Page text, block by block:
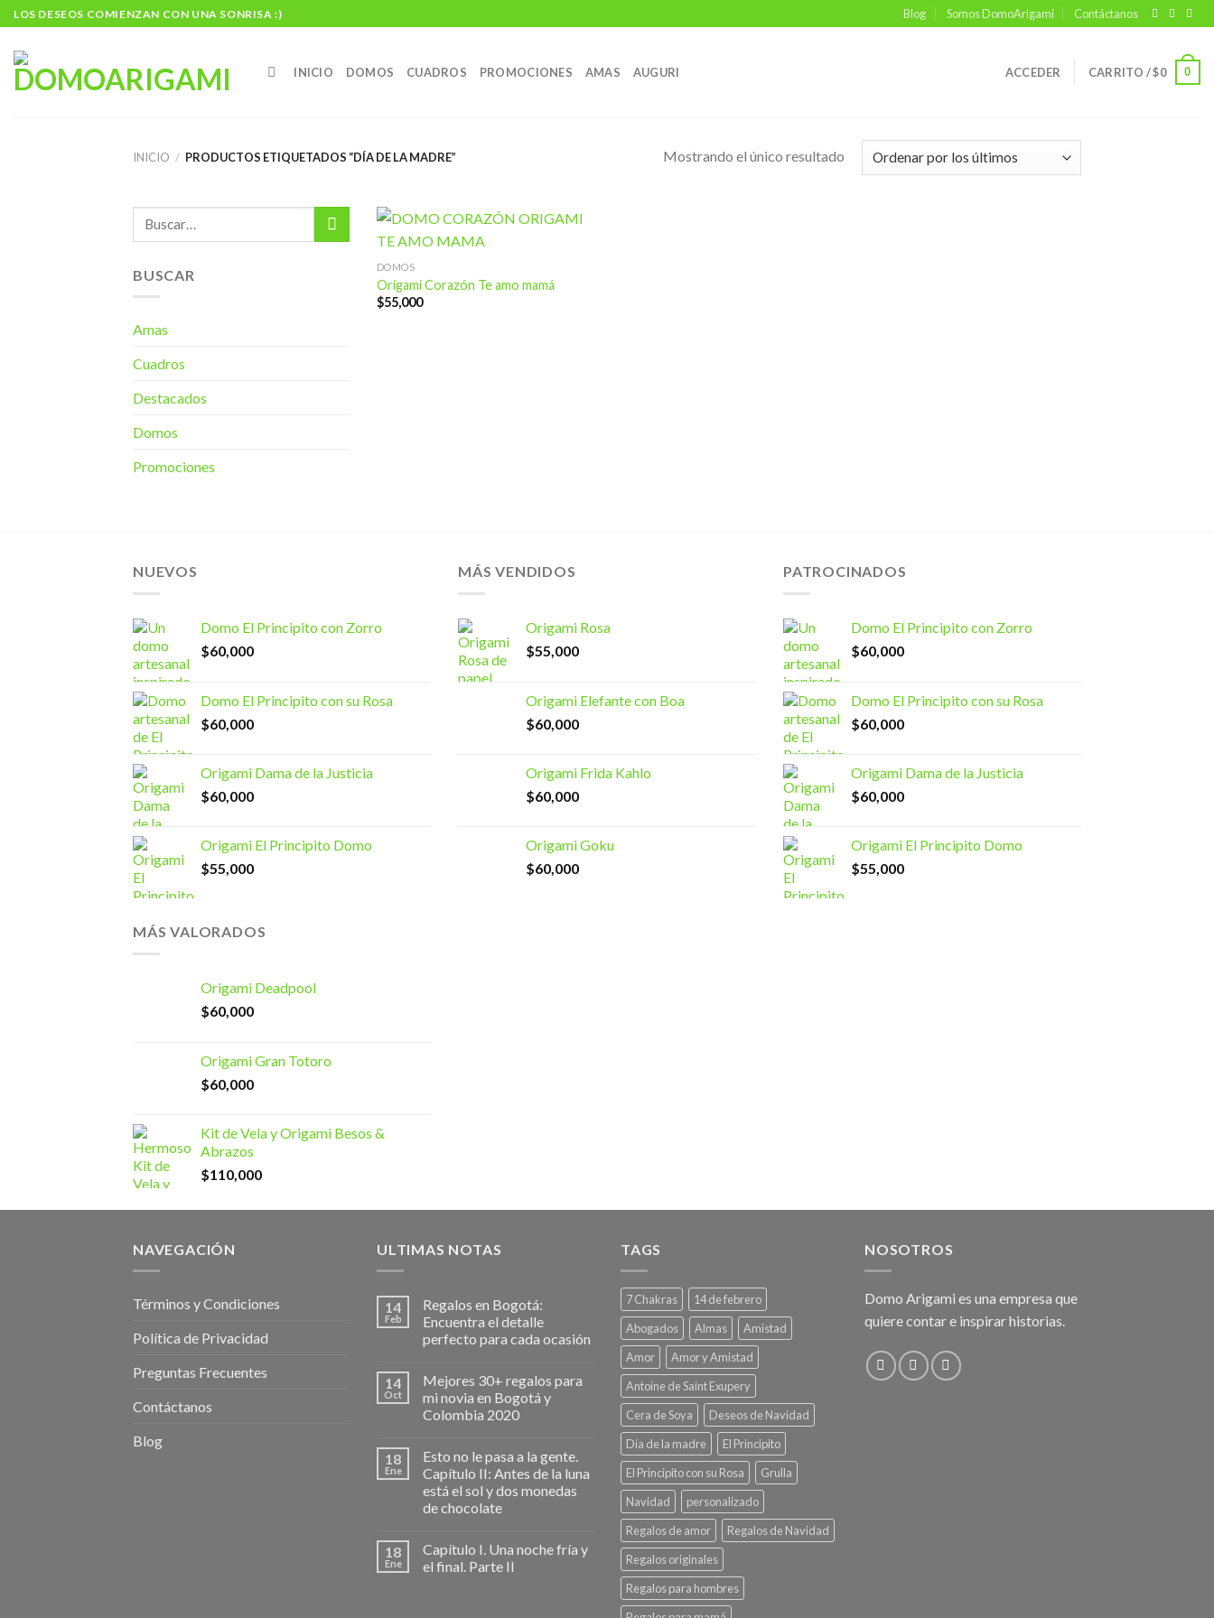
Skip
to
content
LOS DESEOS COMIENZAN CON UNA SONRISA :) Blog Somos DomoArigami Contáctanos
INICIO DOMOS CUADROS PROMOCIONES AMAS AUGURI ACCEDER CARRITO /$0 0
INICIO / PRODUCTOS ETIQUETADOS “DÍA DE LA MADRE” Mostrando el único resultado
BUSCAR
Amas
Cuadros
Destacados
Domos
Promociones
DOMOS
Origami Corazón Te amo mamá
$55,000
NUEVOS
Domo El Principito con Zorro
$60,000
Domo El Principito con su Rosa
$60,000
Origami Dama de la Justicia
$60,000
Origami El Principito Domo
$55,000
MÁS VENDIDOS
Origami Rosa
$55,000
Origami Elefante con Boa
$60,000
Origami Frida Kahlo
$60,000
Origami Goku
$60,000
PATROCINADOS
Domo El Principito con Zorro
$60,000
Domo El Principito con su Rosa
$60,000
Origami Dama de la Justicia
$60,000
Origami El Principito Domo
$55,000
MÁS VALORADOS
Origami Deadpool
$60,000
Origami Gran Totoro
$60,000
Kit de Vela y Origami Besos &
Abrazos
$110,000
NAVEGACIÓN
Términos y Condiciones
Política de Privacidad
Preguntas Frecuentes
Contáctanos
Blog
ULTIMAS NOTAS
14
Feb
Regalos en Bogotá:
Encuentra el detalle
perfecto para cada ocasión
14
Oct
Mejores 30+ regalos para
mi novia en Bogotá y
Colombia 2020
18
Ene
Esto no le pasa a la gente.
Capítulo II: Antes de la luna
está el sol y dos monedas
de chocolate
18
Ene
Capítulo I. Una noche fría y
el final. Parte II
TAGS
7 Chakras
14 de febrero
Abogados
Almas
Amistad
Amor
Amor y Amistad
Antoine de Saint Exupery
Cera de Soya
Deseos de Navidad
Día de la madre
El Principito
El Principito con su Rosa
Grulla
Navidad
personalizado
Regalos de amor
Regalos de Navidad
Regalos originales
Regalos para hombres
NOSOTROS
Domo Arigami es una empresa que
quiere contar e inspirar historias.